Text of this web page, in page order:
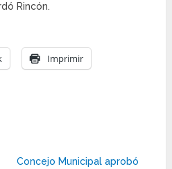
Rincón.
Imprimir
Concejo Municipal aprobó